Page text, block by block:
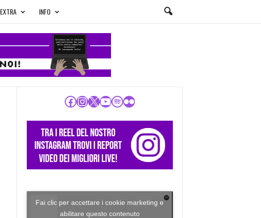
EXTRA INFO
Facebook InstagramX YouTube Spotify Flickr
Fai clic per accettare i cookie marketing e
abilitare questo contenuto